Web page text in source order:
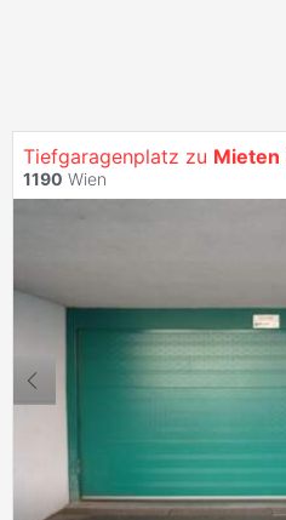
Tiefgaragenplatz zu Mieten
1190 Wien